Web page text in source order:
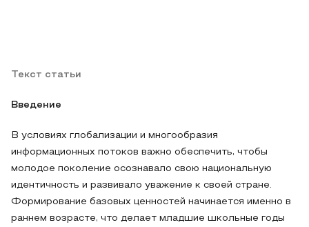
Текст статьи
Введение
В условиях глобализации и многообразия
информационных потоков важно обеспечить, чтобы
молодое поколение осознавало свою национальную
идентичность и развивало уважение к своей стране.
Формирование базовых ценностей начинается именно в
раннем возрасте, что делает младшие школьные годы